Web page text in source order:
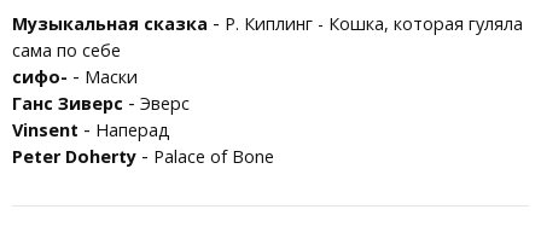
Музыкальная сказка - Р. Киплинг - Кошка, которая гуляла
сама по себе
сифо- - Маски
Ганс Зиверс - Эверс
Vinsent - Наперад
Peter Doherty - Palace of Bone